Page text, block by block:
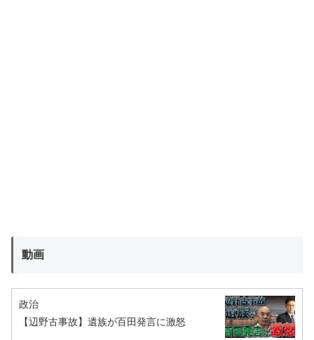
動画
政治
【辺野古事故】遺族が百田発言に激怒